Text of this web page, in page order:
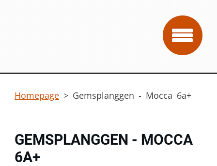
Homepage > Gemsplanggen - Mocca 6a+
GEMSPLANGGEN - MOCCA
6A+